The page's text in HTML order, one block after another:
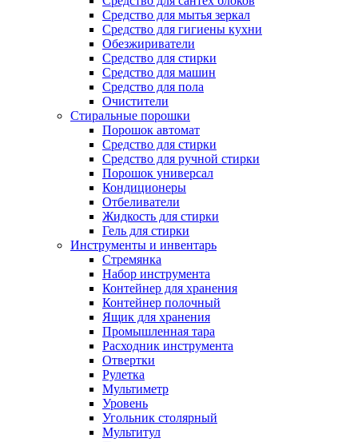
Средство для мытья зеркал
Средство для гигиены кухни
Обезжириватели
Средство для стирки
Средство для машин
Средство для пола
Очистители
Стиральные порошки
Порошок автомат
Средство для стирки
Средство для ручной стирки
Порошок универсал
Кондиционеры
Отбеливатели
Жидкость для стирки
Гель для стирки
Инструменты и инвентарь
Стремянка
Набор инструмента
Контейнер для хранения
Контейнер полочный
Ящик для хранения
Промышленная тара
Расходник инструмента
Отвертки
Рулетка
Мультиметр
Уровень
Угольник столярный
Мультитул